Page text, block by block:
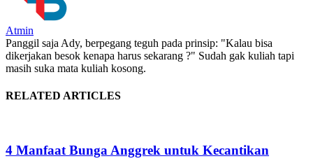
Atmin
Panggil saja Ady, berpegang teguh pada prinsip: "Kalau bisa
dikerjakan besok kenapa harus sekarang ?" Sudah gak kuliah tapi
masih suka mata kuliah kosong.
RELATED ARTICLES
4 Manfaat Bunga Anggrek untuk Kecantikan